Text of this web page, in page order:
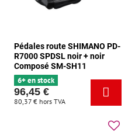
Pédales route SHIMANO PD-
R7000 SPDSL noir + noir
Composé SM-SH11
6+ en stock
96,45 €
80,37 € hors TVA